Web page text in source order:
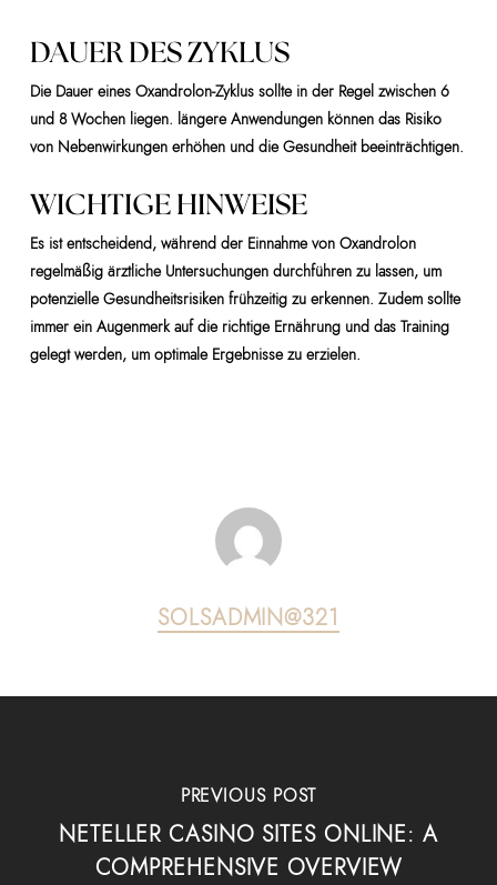
DAUER DES ZYKLUS
Die Dauer eines Oxandrolon-Zyklus sollte in der Regel zwischen 6
und 8 Wochen liegen. längere Anwendungen können das Risiko
von Nebenwirkungen erhöhen und die Gesundheit beeinträchtigen.
WICHTIGE HINWEISE
Es ist entscheidend, während der Einnahme von Oxandrolon
regelmäßig ärztliche Untersuchungen durchführen zu lassen, um
potenzielle Gesundheitsrisiken frühzeitig zu erkennen. Zudem sollte
immer ein Augenmerk auf die richtige Ernährung und das Training
gelegt werden, um optimale Ergebnisse zu erzielen.
SOLSADMIN@321
PREVIOUS POST
NETELLER CASINO SITES ONLINE: A
COMPREHENSIVE OVERVIEW